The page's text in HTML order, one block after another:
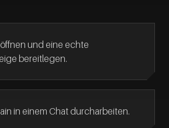
und eine echte
bereitlegen.
in einem Chat durcharbeiten.